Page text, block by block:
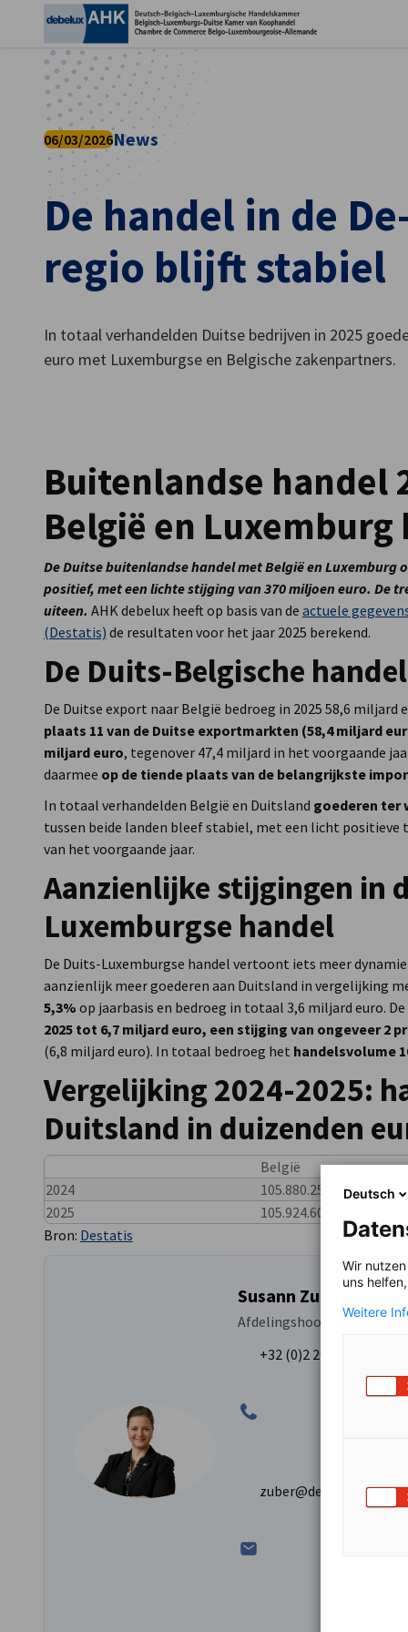
De handel in de
regio blijft stabiel
06/03/2026News
In totaal verhandelden Duitse bedrijven in 2025
euro met Luxemburgse en Belgische zakenpartners.
Buitenlandse handel
België en
De Duitse buitenlandse handel met België en Luxemburg
positief, met een lichte stijging van 370 miljoen euro. De
uiteen. AHK debelux heeft op basis van de actuele
(Destatis) de resultaten voor het jaar 2025 berekend.
De Duits-Belgische
De Duitse export naar België bedroeg in 2025 58,6 miljard
plaats 11 van de Duitse exportmarkten (58,4 miljard
miljard euro, tegenover 47,4 miljard in het voorgaande
daarmee op de tiende plaats van de belangrijkste
In totaal verhandelden België en Duitsland goederen ter
tussen beide landen bleef stabiel, met een licht positieve
van het voorgaande jaar.
Aanzienlijke stijgingen in
Luxemburgse handel
De Duits-Luxemburgse handel vertoont iets meer
aanzienlijk meer goederen aan Duitsland in vergelijking
5,3% op jaarbasis en bedroeg in totaal 3,6 miljard euro. De
2025 tot 6,7 miljard euro, een stijging van ongeveer 2
(6,8 miljard euro). In totaal bedroeg het handelsvolume
Vergelijking 2024-2025:
Duitsland in duizenden
België
2024
105.880.256
2025
105.924.607
Bron: Destatis
Susann Zuber
Afdelingshoofd
+32 (0)2 204 01 83
zuber@debelux.org
Deutsch
Wir
uns
Weitere